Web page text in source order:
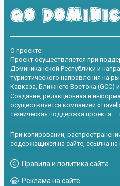
О проекте:
Проект осуществляется при
Доминиканской Республики и
туристического направления на
Кавказа, Ближнего Востока (GCC)
Создание, редакционная и
осуществляется компанией
Техническая поддержка проекта —
При копировании,
содержащихся на сайте, ссылка на
Правила и политика сайта
Реклама на сайте